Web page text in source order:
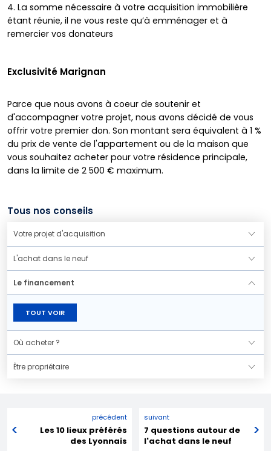
4. La somme nécessaire à votre acquisition immobilière
étant réunie, il ne vous reste qu’à emménager et à
remercier vos donateurs
Exclusivité Marignan
Parce que nous avons à coeur de soutenir et
d'accompagner votre projet, nous avons décidé de vous
offrir votre premier don. Son montant sera équivalent à 1 %
du prix de vente de l'appartement ou de la maison que
vous souhaitez acheter pour votre résidence principale,
dans la limite de 2 500 € maximum.
Tous nos conseils
Votre projet d'acquisition
L'achat dans le neuf
Le financement
TOUT VOIR
Où acheter ?
Être propriétaire
précédent
Les 10 lieux préférés
des Lyonnais
suivant
7 questions autour de
l'achat dans le neuf